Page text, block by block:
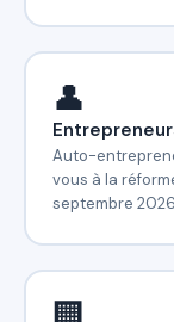
👤
Auto-
vous à la
septembre